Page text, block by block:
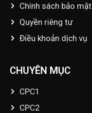
Chính sách bảo mật
Quyền riêng tư
Điều khoản dịch vụ
CHUYÊN MỤC
CPC1
CPC2